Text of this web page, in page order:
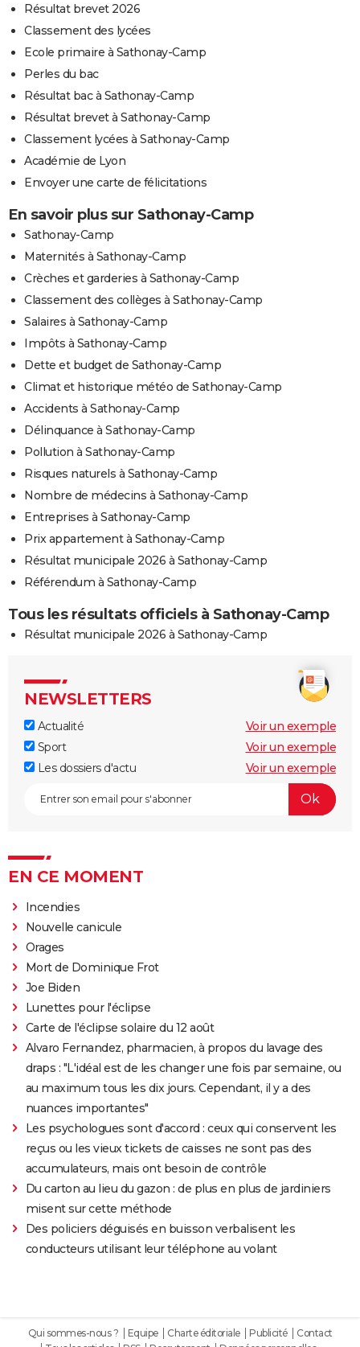
Résultat brevet 2026
Classement des lycées
Ecole primaire à Sathonay-Camp
Perles du bac
Résultat bac à Sathonay-Camp
Résultat brevet à Sathonay-Camp
Classement lycées à Sathonay-Camp
Académie de Lyon
Envoyer une carte de félicitations
En savoir plus sur Sathonay-Camp
Sathonay-Camp
Maternités à Sathonay-Camp
Crèches et garderies à Sathonay-Camp
Classement des collèges à Sathonay-Camp
Salaires à Sathonay-Camp
Impôts à Sathonay-Camp
Dette et budget de Sathonay-Camp
Climat et historique météo de Sathonay-Camp
Accidents à Sathonay-Camp
Délinquance à Sathonay-Camp
Pollution à Sathonay-Camp
Risques naturels à Sathonay-Camp
Nombre de médecins à Sathonay-Camp
Entreprises à Sathonay-Camp
Prix appartement à Sathonay-Camp
Résultat municipale 2026 à Sathonay-Camp
Référendum à Sathonay-Camp
Tous les résultats officiels à Sathonay-Camp
Résultat municipale 2026 à Sathonay-Camp
NEWSLETTERS
Actualité
Voir un exemple
Sport
Voir un exemple
Les dossiers d'actu
Voir un exemple
EN CE MOMENT
Incendies
Nouvelle canicule
Orages
Mort de Dominique Frot
Joe Biden
Lunettes pour l'éclipse
Carte de l'éclipse solaire du 12 août
Alvaro Fernandez, pharmacien, à propos du lavage des
draps : "L'idéal est de les changer une fois par semaine, ou
au maximum tous les dix jours. Cependant, il y a des
nuances importantes"
Les psychologues sont d'accord : ceux qui conservent les
reçus ou les vieux tickets de caisses ne sont pas des
accumulateurs, mais ont besoin de contrôle
Du carton au lieu du gazon : de plus en plus de jardiniers
misent sur cette méthode
Des policiers déguisés en buisson verbalisent les
conducteurs utilisant leur téléphone au volant
Qui sommes-nous ? Equipe Charte éditoriale Publicité
Contact